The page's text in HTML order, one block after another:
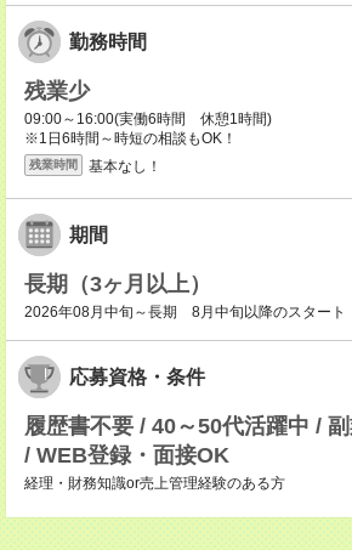
勤務時間
残業少
09:00～16:00(実働6時間 休憩1時間)
※1日6時間～時短の相談もOK！
残業時間 基本なし！
期間
長期（3ヶ月以上）
2026年08月中旬～長期 8月中旬以降のスター
応募資格・条件
履歴書不要 / 40～50代活躍中 /
/ WEB登録・面接OK
経理・財務知識or売上管理経験のある方